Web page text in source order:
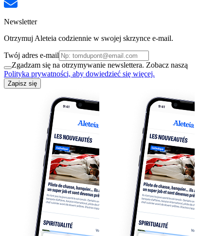
Newsletter
Otrzymuj Aleteia codziennie w swojej skrzynce e-mail.
Twój adres e-mail
Zgadzam się na otrzymywanie newslettera. Zobacz naszą
Polityka prywatności, aby dowiedzieć się więcej.
Zapisz się